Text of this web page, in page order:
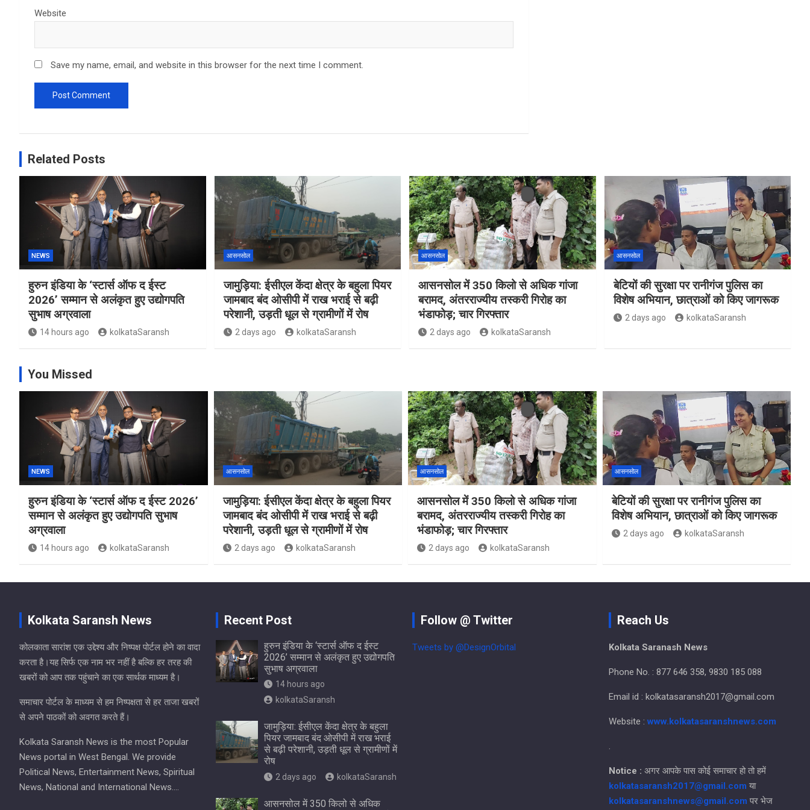
Website
Save my name, email, and website in this browser for the next time I comment.
Related Posts
NEWS
हुरुन इंडिया के ‘स्टार्स ऑफ द ईस्ट
2026’ सम्मान से अलंकृत हुए उद्योगपति
सुभाष अग्रवाला
14 hours ago kolkataSaransh
आसनसोल
जामुड़िया: ईसीएल केंदा क्षेत्र के बहुला पियर
जामबाद बंद ओसीपी में राख भराई से बढ़ी
परेशानी, उड़ती धूल से ग्रामीणों में रोष
2 days ago kolkataSaransh
आसनसोल
आसनसोल में 350 किलो से अधिक गांजा
बरामद, अंतरराज्यीय तस्करी गिरोह का
भंडाफोड़; चार गिरफ्तार
2 days ago kolkataSaransh
आसनसोल
बेटियों की सुरक्षा पर रानीगंज पुलिस का
विशेष अभियान, छात्राओं को किए जागरूक
2 days ago kolkataSaransh
You Missed
NEWS
हुरुन इंडिया के ‘स्टार्स ऑफ द ईस्ट 2026’
सम्मान से अलंकृत हुए उद्योगपति सुभाष
अग्रवाला
14 hours ago kolkataSaransh
आसनसोल
जामुड़िया: ईसीएल केंदा क्षेत्र के बहुला पियर
जामबाद बंद ओसीपी में राख भराई से बढ़ी
परेशानी, उड़ती धूल से ग्रामीणों में रोष
2 days ago kolkataSaransh
आसनसोल
आसनसोल में 350 किलो से अधिक गांजा
बरामद, अंतरराज्यीय तस्करी गिरोह का
भंडाफोड़; चार गिरफ्तार
2 days ago kolkataSaransh
आसनसोल
बेटियों की सुरक्षा पर रानीगंज पुलिस का
विशेष अभियान, छात्राओं को किए जागरूक
2 days ago kolkataSaransh
Kolkata Saransh News
कोलकाता सारांश एक उद्देश्य और निष्पक्ष पोर्टल होने का वादा
करता है।यह सिर्फ एक नाम भर नहीं है बल्कि हर तरह की
खबरों को आप तक पहुंचाने का एक सार्थक माध्यम है।
समाचार पोर्टल के माध्यम से हम निष्पक्षता से हर ताजा खबरों
से अपने पाठकों को अवगत करते हैं।
Kolkata Saransh News is the most Popular
News portal in West Bengal. We provide
Political News, Entertainment News, Spiritual
News, National and International News….
Recent Post
हुरुन इंडिया के ‘स्टार्स ऑफ द ईस्ट
2026’ सम्मान से अलंकृत हुए उद्योगपति
सुभाष अग्रवाला
14 hours ago
kolkataSaransh
जामुड़िया: ईसीएल केंदा क्षेत्र के बहुला
पियर जामबाद बंद ओसीपी में राख भराई
से बढ़ी परेशानी, उड़ती धूल से ग्रामीणों में
रोष
2 days ago kolkataSaransh
आसनसोल में 350 किलो से अधिक
Follow @ Twitter
Tweets by @DesignOrbital
Reach Us
Kolkata Saranash News
Phone No. : 877 646 358, 9830 185 088
Email id : kolkatasaransh2017@gmail.com
Website : www.kolkatasaranshnews.com
.
Notice : अगर आपके पास कोई समाचार हो तो हमें
kolkatasaransh2017@gmail.com या
kolkatasaranshnews@gmail.com पर भेज